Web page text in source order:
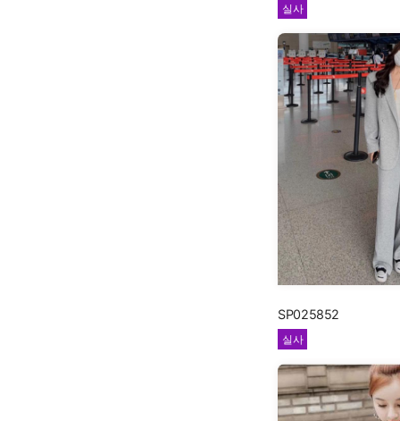
실사
SP025852
실사